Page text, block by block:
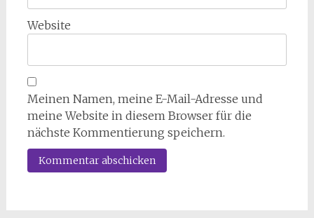
Website
Meinen Namen, meine E-Mail-Adresse und
meine Website in diesem Browser für die
nächste Kommentierung speichern.